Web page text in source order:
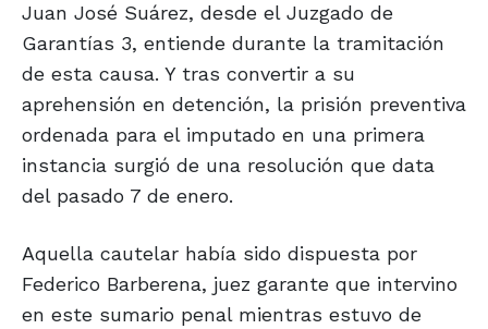
Juan José Suárez, desde el Juzgado de
Garantías 3, entiende durante la tramitación
de esta causa. Y tras convertir a su
aprehensión en detención, la prisión preventiva
ordenada para el imputado en una primera
instancia surgió de una resolución que data
del pasado 7 de enero.
Aquella cautelar había sido dispuesta por
Federico Barberena, juez garante que intervino
en este sumario penal mientras estuvo de